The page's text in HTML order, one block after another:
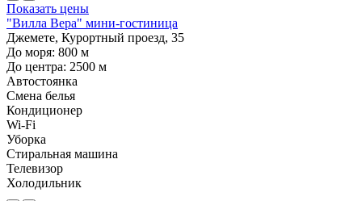
Показать цены
"Вилла Вера" мини-гостиница
Джемете, Курортный проезд, 35
До моря: 800 м
До центра: 2500 м
Автостоянка
Смена белья
Кондиционер
Wi-Fi
Уборка
Стиральная машина
Телевизор
Холодильник